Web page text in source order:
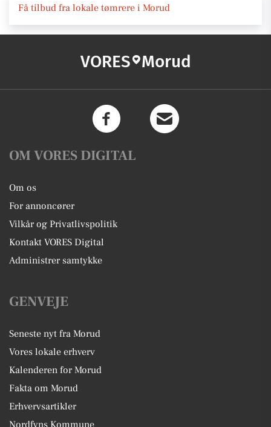
Få tilbud fra lokale tømrere i Morud
VORES Morud
OM VORES DIGITAL
Om os
For annoncører
Vilkår og Privatlivspolitik
Kontakt VORES Digital
Administrer samtykke
GENVEJE
Seneste nyt fra Morud
Vores lokale erhverv
Kalenderen for Morud
Fakta om Morud
Erhvervsartikler
Nordfyns Kommune